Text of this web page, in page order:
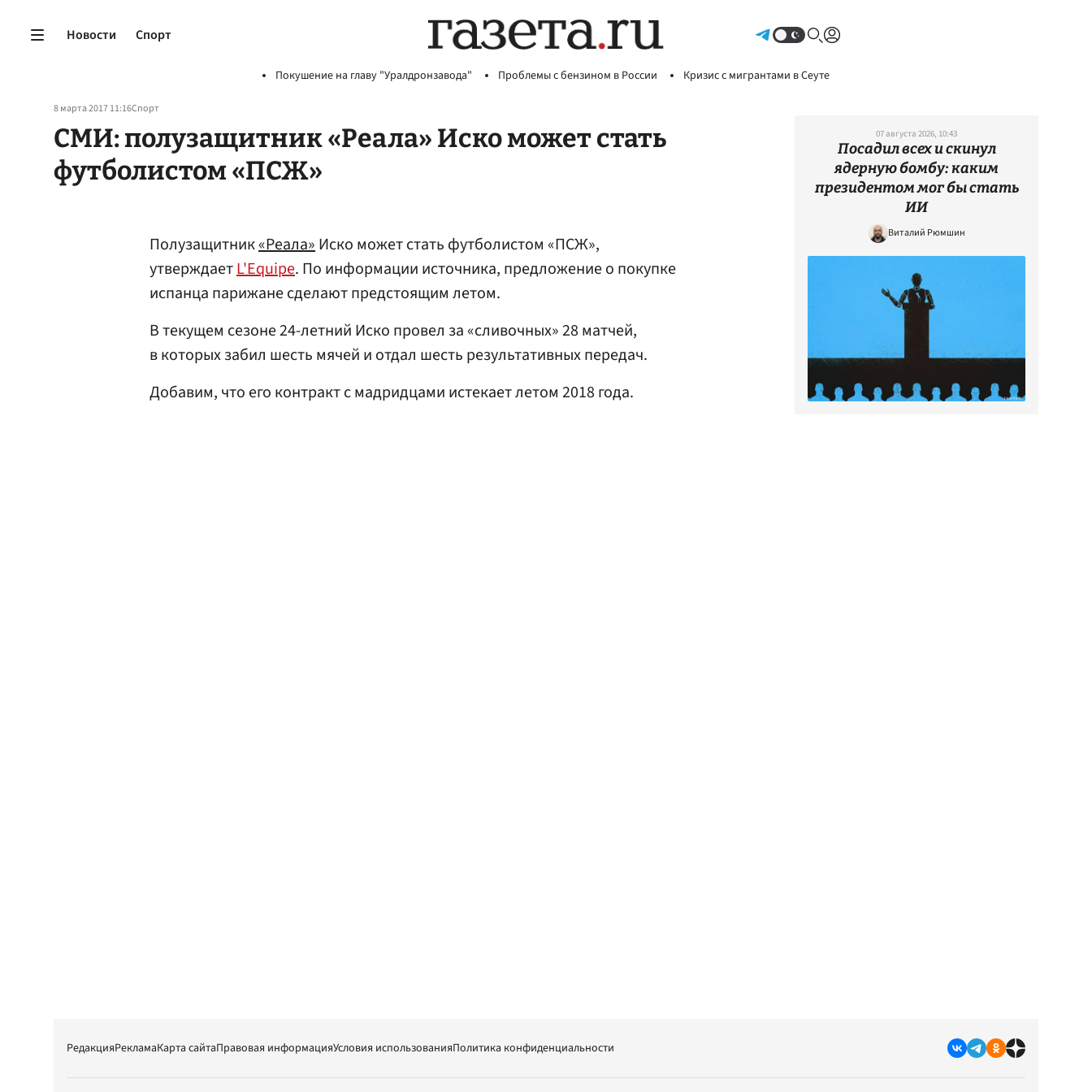
Новости Спорт
Покушение на главу "Уралдронзавода" Проблемы с бензином в России Кризис с мигрантами в Сеуте
8 марта 2017 11:16Спорт
СМИ: полузащитник «Реала» Иско может стать
футболистом «ПСЖ»
Полузащитник«Реала»Иско может стать футболистом «ПСЖ»,
утверждаетL'Equipe. По информации источника, предложение о покупке
испанца парижане сделают предстоящим летом.
В текущем сезоне 24-летний Иско провел за «сливочных» 28 матчей,
в которых забил шесть мячей и отдал шесть результативных передач.
Добавим, что его контракт с мадридцами истекает летом 2018 года.
07 августа 2026, 10:43
Посадил всех и скинул
ядерную бомбу: каким
президентом мог бы стать
ИИ
Виталий Рюмшин
РедакцияРекламаКарта сайтаПравовая информацияУсловия использованияПолитика конфиденциальности